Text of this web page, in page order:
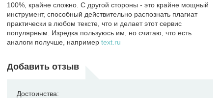
100%, крайне сложно. С другой стороны - это крайне мощный
инструмент, способный действительно распознать плагиат
практически в любом тексте, что и делает этот сервис
популярным. Изредка пользуюсь им, но считаю, что есть
аналоги получше, например text.ru
Добавить отзыв
Достоинства: